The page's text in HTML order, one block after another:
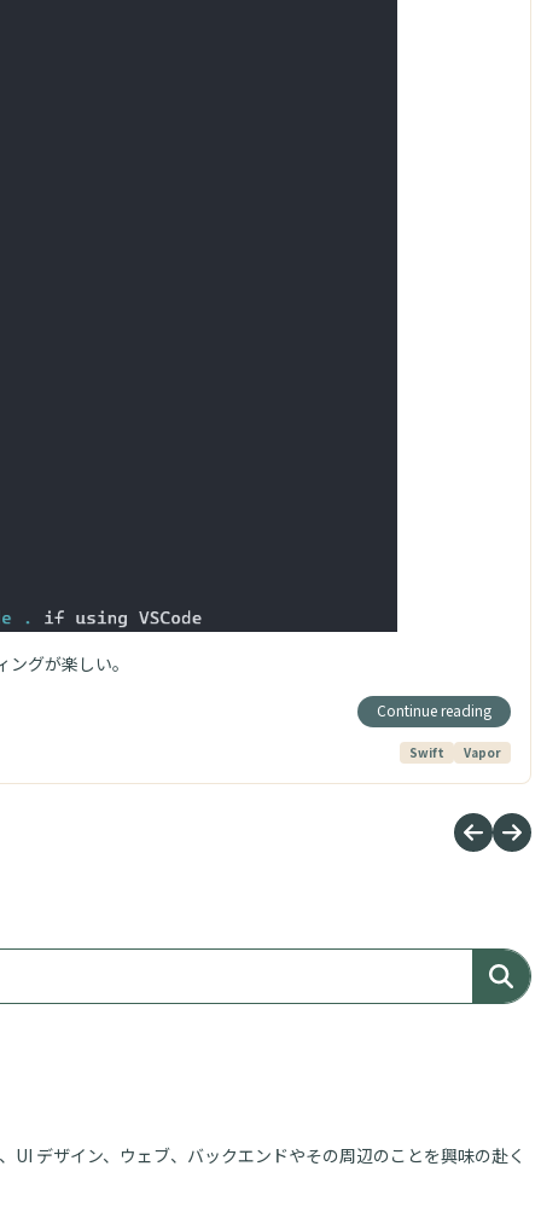
グが楽しい。
Continue reading
Swift Vapor
デザイン、ウェブ、バックエンドやその周辺のことを興味の赴く